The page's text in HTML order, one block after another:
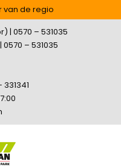
van de regio
| 0570 – 531035
– 531035